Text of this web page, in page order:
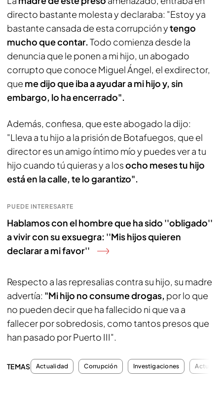
directo bastante molesta y declaraba: "Estoy ya
bastante cansada de esta corrupción ytengo
mucho que contar.Todo comienza desde la
denuncia que le ponen a mi hijo, un abogado
corrupto que conoce Miguel Ángel, el exdirector,
que me dijo que iba a ayudar a mi hijo y, sin
embargo, lo ha encerrado".
Además, confiesa, que este abogado la dijo:
"Lleva a tu hijo a la prisión de Botafuegos, que el
director es un amigo íntimo mío y puedes ver a tu
hijo cuando tú quieras y a losocho meses tu hijo
está en la calle, te lo garantizo".
PUEDE INTERESARTE
Hablamos con el hombre que ha sido ''obligado''
a vivir con su exsuegra: ''Mis hijos quieren
declarar a mi favor''
Respecto a las represalias contra su hijo, su madre
advertía: "Mi hijo no consume drogas, por lo que
no pueden decir que ha fallecido ni que va a
fallecer por sobredosis, como tantos presos que
han pasado por Puerto III".
TEMAS Actualidad Corrupción Investigaciones